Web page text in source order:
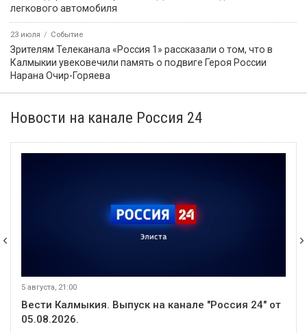
легкового автомобиля
23 июля Событие
Зрителям Телеканала «Россия 1» рассказали о том, что в
Калмыкии увековечили память о подвиге Героя России
Нарана Очир-Горяева
Новости на канале Россия 24
5 августа, 21:00
Вести Калмыкия. Выпуск на канале "Россия 24" от
05.08.2026.